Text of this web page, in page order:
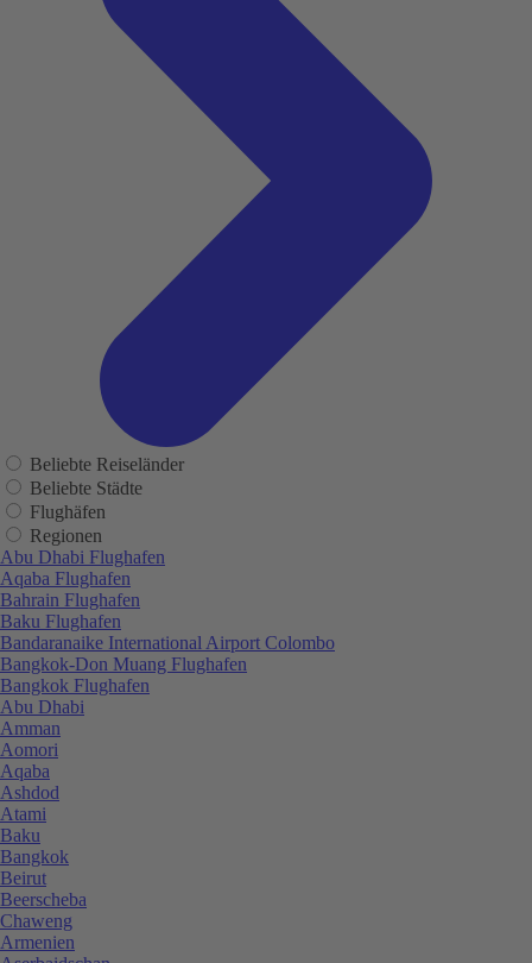
Beliebte Reiseländer
Beliebte Städte
Flughäfen
Regionen
Abu Dhabi Flughafen
Aqaba Flughafen
Bahrain Flughafen
Baku Flughafen
Bandaranaike International Airport Colombo
Bangkok-Don Muang Flughafen
Bangkok Flughafen
Abu Dhabi
Amman
Aomori
Aqaba
Ashdod
Atami
Baku
Bangkok
Beirut
Beerscheba
Chaweng
Armenien